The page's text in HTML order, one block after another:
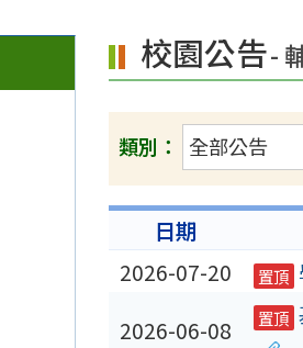
校園公告-
類別：
日期
2026-07-20
置頂
2026-06-08 置頂